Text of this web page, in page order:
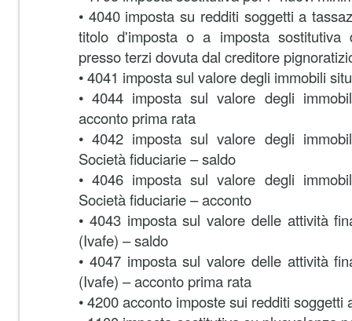
• 4040 imposta su redditi soggetti a
titolo d'imposta o a imposta sostitutiva
presso terzi dovuta dal creditore
• 4041 imposta sul valore degli immobili
• 4044 imposta sul valore degli
acconto prima rata
• 4042 imposta sul valore degli
Società fiduciarie – saldo
• 4046 imposta sul valore degli
Società fiduciarie – acconto
• 4043 imposta sul valore delle attività
(Ivafe) – saldo
• 4047 imposta sul valore delle attività
(Ivafe) – acconto prima rata
• 4200 acconto imposte sui redditi soggetti